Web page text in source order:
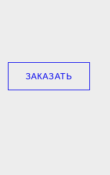
ЗАКАЗАТЬ